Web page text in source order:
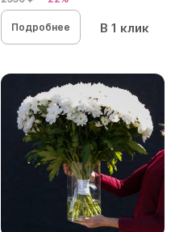
Подробнее В 1 клик